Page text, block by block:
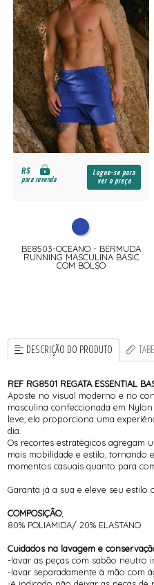
R$
para revenda
Logue-se para
ver o preço
BE8503-OCEANO - BERMUDA
RUNNING MASCULINA BASIC
COM BOLSO
DESCRIÇÃO DO PRODUTO
REF RG8501 REGATA ESSENTIAL
Aposte no visual moderno e no
masculina confeccionada em
leve, ela proporciona uma
dia.
Os recortes estratégicos agregam
mais mobilidade e estilo, tornando
momentos casuais quanto para
Garanta já a sua e eleve seu estilo
COMPOSIÇÃO;
80% POLIAMIDA/ 20% ELASTANO
Cuidados na lavagem e
-lavar as peças com sabão neutro
-lavar separadamente à mão com